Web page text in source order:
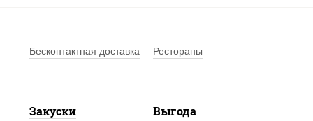
Бесконтактная доставка
Рестораны
Закуски
Выгода